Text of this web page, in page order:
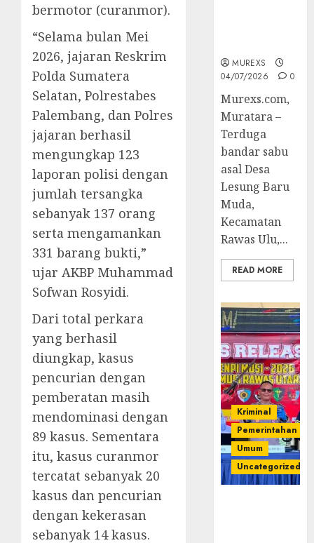
bermotor (curanmor).
“Selama bulan Mei
2026, jajaran Reskrim
Polda Sumatera
Selatan, Polrestabes
Palembang, dan Polres
jajaran berhasil
mengungkap 123
laporan polisi dengan
jumlah tersangka
sebanyak 137 orang
serta mengamankan
331 barang bukti,”
ujar AKBP Muhammad
Sofwan Rosyidi.
Dari total perkara
yang berhasil
diungkap, kasus
pencurian dengan
pemberatan masih
mendominasi dengan
89 kasus. Sementara
itu, kasus curanmor
tercatat sebanyak 20
kasus dan pencurian
dengan kekerasan
sebanyak 14 kasus.
MUREXS
04/07/2026
0
Murexs.com,
Muratara –
Terduga
bandar sabu
asal Desa
Lesung Baru
Muda,
Kecamatan
Rawas Ulu,...
READ MORE
Kriminal
Pemerintahan
Umum
Uncategorized